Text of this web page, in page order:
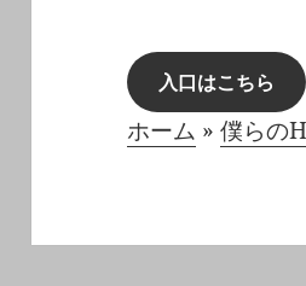
入口はこちら
ホーム » 僕らの